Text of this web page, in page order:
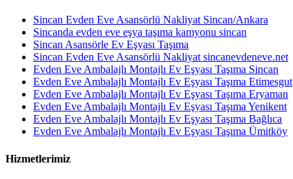
Sincan Evden Eve Asansörlü Nakliyat Sincan/Ankara
Sincanda evden eve eşya taşıma kamyonu sincan
Sincan Asansörle Ev Eşyası Taşıma
Sincan Evden Eve Asansörlü Nakliyat sincanevdeneve.net
Evden Eve Ambalajlı Montajlı Ev Eşyası Taşıma Sincan
Evden Eve Ambalajlı Montajlı Ev Eşyası Taşıma Etimesgut
Evden Eve Ambalajlı Montajlı Ev Eşyası Taşıma Eryaman
Evden Eve Ambalajlı Montajlı Ev Eşyası Taşıma Yenikent
Evden Eve Ambalajlı Montajlı Ev Eşyası Taşıma Bağlıca
Evden Eve Ambalajlı Montajlı Ev Eşyası Taşıma Ümitköy
Hizmetlerimiz